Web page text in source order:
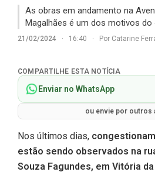
As obras em andamento na
Magalhães é um dos motivos do
21/02/2024 · 16:40 · Por Catarine
COMPARTILHE ESTA NOTÍCIA
Enviar no WhatsApp
ou envie por outros
Nos últimos dias,
estão sendo observados na
Souza Fagundes, em Vitória